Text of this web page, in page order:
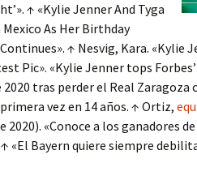
↑ «Kylie Jenner And Tyga
Mexico As Her Birthday
↑ Nesvig, Kara. «Kylie
Pic». «Kylie Jenner tops
2020 tras perder el Real Zaragoza
vez en 14 años. ↑ Ortiz,
2020). «Conoce a los ganadores
«El Bayern quiere siempre